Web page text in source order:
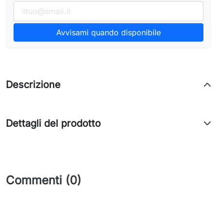
Avvisami quando disponibile
Descrizione
Dettagli del prodotto
Commenti (0)